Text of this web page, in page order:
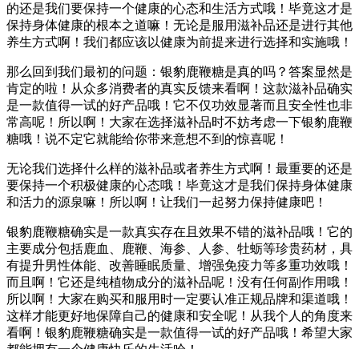
的还是我们要保持一个健康的心态和生活方式哦！毕竟这才是
保持身体健康的根本之道嘛！无论是服用滋补品还是进行其他
养生方式啊！我们都应该以健康为前提来进行选择和实施哦！
那么回到我们最初的问题：银豹鹿鞭糖是真的吗？答案显然是
肯定的啦！从众多消费者的真实反馈来看啊！这款滋补品确实
是一款值得一试的好产品哦！它不仅功效显著而且安全性也非
常高呢！所以啊！大家在选择滋补品时不妨考虑一下银豹鹿鞭
糖哦！说不定它就能给你带来意想不到的惊喜呢！
无论我们选择什么样的滋补品或者养生方式啊！最重要的还是
要保持一个积极健康的心态哦！毕竟这才是我们保持身体健康
和活力的源泉嘛！所以啊！让我们一起努力保持健康吧！
银豹鹿鞭糖确实是一款真实存在且效果不错的滋补品哦！它的
主要成分包括鹿血、鹿鞭、海参、人参、牡蛎等珍贵药材，具
有提升男性体能、改善睡眠质量、增强免疫力等多重功效哦！
而且啊！它还是纯植物成分的滋补品呢！没有任何副作用哦！
所以啊！大家在购买和服用时一定要认准正规品牌和渠道哦！
这样才能更好地保障自己的健康和安全呢！从我个人的角度来
看啊！银豹鹿鞭糖确实是一款值得一试的好产品哦！希望大家